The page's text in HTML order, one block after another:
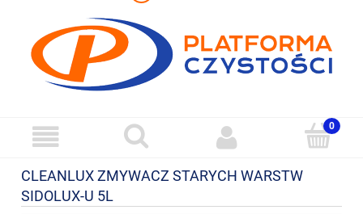
CLEANLUX ZMYWACZ STARYCH WARSTW
SIDOLUX-U 5L